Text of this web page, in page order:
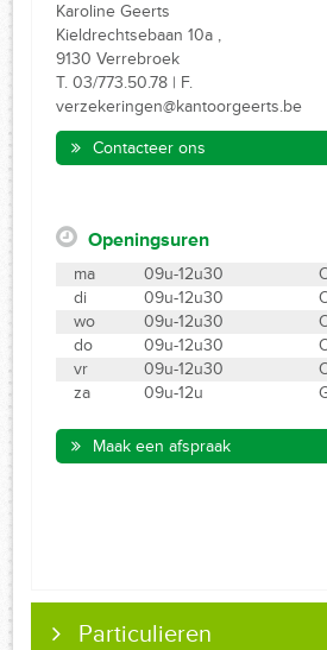
Karoline Geerts
Kieldrechtsebaan 10a ,
9130 Verrebroek
T. 03/773.50.78 | F.
verzekeringen@kantoorgeerts.be
Contacteer ons
Openingsuren
ma 09u-12u30
di
09u-12u30
wo
09u-12u30
do
09u-12u30
vr
09u-12u30
za
09u-12u
Maak een afspraak
Particulieren